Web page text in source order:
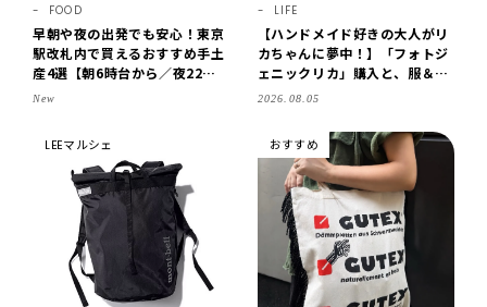
FOOD
早朝や夜の出発でも安心！東京
駅改札内で買えるおすすめ手土
産4選【朝6時台から／夜22時
まで営業】
New
LIFE
【ハンドメイド好きの大人がリ
カちゃんに夢中！】「フォトジ
ェニックリカ」購入と、服＆ク
ローゼットの手づくり実例をご
2026.08.05
LEEマルシェ おすすめ